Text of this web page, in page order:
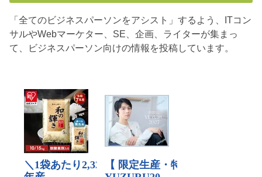
「全てのビジネスパーソンをアシスト」するよう、ITコン
サルやWebマーケター、SE、企画、ライターが集まっ
て、ビジネスパーソン向けの情報を投稿しています。